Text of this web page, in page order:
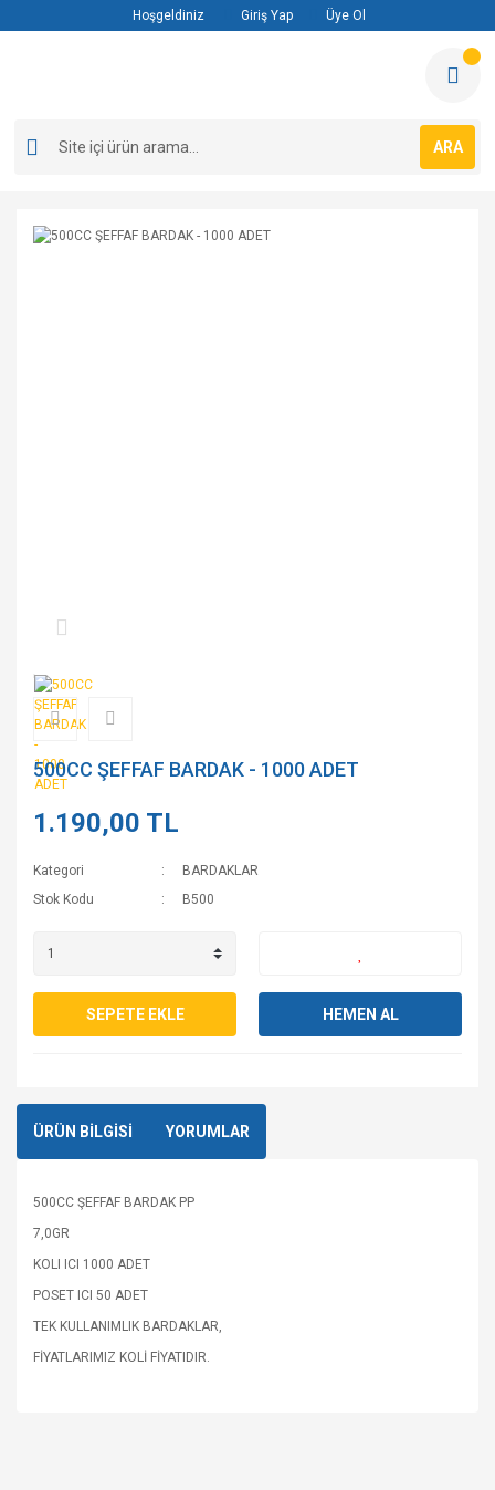
Hoşgeldiniz Giriş Yap Üye Ol
ARA
500CC ŞEFFAF BARDAK - 1000 ADET
1.190,00 TL
Kategori
BARDAKLAR
Stok Kodu
B500
SEPETE EKLE HEMEN AL
ÜRÜN BİLGİSİ YORUMLAR
500CC ŞEFFAF BARDAK PP
7,0GR
KOLI ICI 1000 ADET
POSET ICI 50 ADET
TEK KULLANIMLIK BARDAKLAR,
FİYATLARIMIZ KOLİ FİYATIDIR.